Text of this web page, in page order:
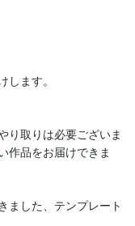
ます。
り取りは必要ございま
作品をお届けできま
ました、テンプレート